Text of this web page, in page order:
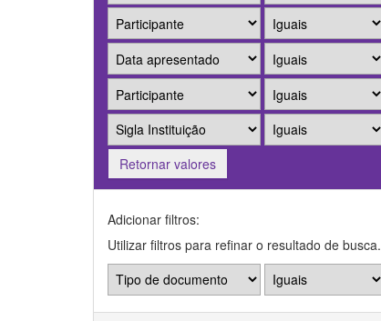
Retornar valores
Adicionar filtros:
Utilizar filtros para refinar o resultado de busca.